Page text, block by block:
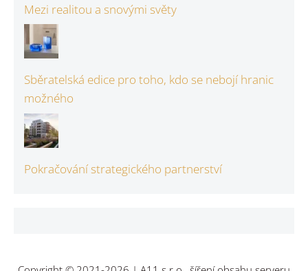
Mezi realitou a snovými světy
Sběratelská edice pro toho, kdo se nebojí hranic
možného
Pokračování strategického partnerství